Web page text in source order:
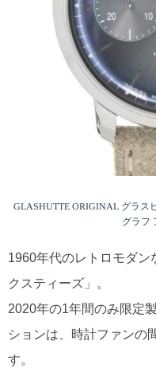
GLASHUTTE ORIGINAL グラス
グラフ
1960年代のレトロモダン
クスティーズ」。
2020年の1年間のみ限定
ションは、時計ファンの
す。